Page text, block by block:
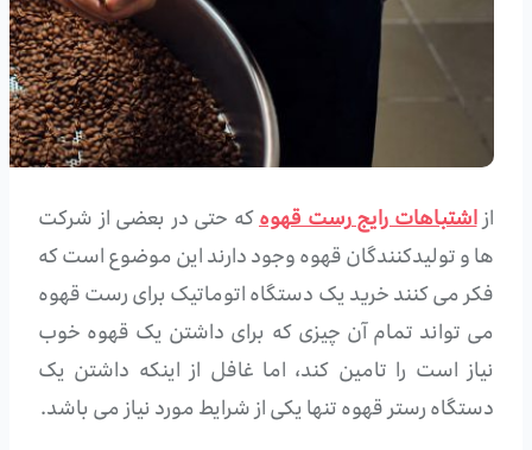
ازاشتباهات رایج رست قهوهکه حتی در بعضی از شرکت
ها و تولیدکنندگان قهوه وجود دارند این موضوع است که
فکر می کنند خرید یک دستگاه اتوماتیک برای رست قهوه
می تواند تمام آن چیزی که برای داشتن یک قهوه خوب
نیاز است را تامین کند، اما غافل از اینکه داشتن یک
دستگاه رستر قهوه تنها یکی از شرایط مورد نیاز می باشد.